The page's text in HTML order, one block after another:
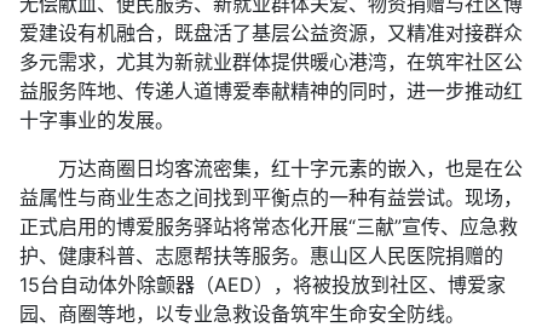
爱建设有机融合，既盘活了基层公益资源，又精准对接群众
多元需求，尤其为新就业群体提供暖心港湾，在筑牢社区公
益服务阵地、传递人道博爱奉献精神的同时，进一步推动红
十字事业的发展。
万达商圈日均客流密集，红十字元素的嵌入，也是在公
益属性与商业生态之间找到平衡点的一种有益尝试。现场，
正式启用的博爱服务驿站将常态化开展“三献”宣传、应急救
护、健康科普、志愿帮扶等服务。惠山区人民医院捐赠的
15台自动体外除颤器（AED），将被投放到社区、博爱家
园、商圈等地，以专业急救设备筑牢生命安全防线。